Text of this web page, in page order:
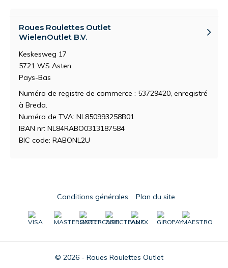
Roues Roulettes Outlet
WielenOutlet B.V.
Keskesweg 17
5721 WS Asten
Pays-Bas
Numéro de registre de commerce : 53729420, enregistré
à Breda.
Numéro de TVA: NL850993258B01
IBAN nr: NL84RABO0313187584
BIC code: RABONL2U
© 2026 - Roues Roulettes Outlet
Conditions générales Plan du site